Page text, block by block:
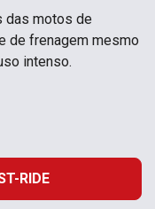
das motos de
de frenagem mesmo
intenso.
RIDE